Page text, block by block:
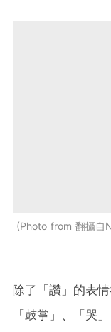
Photo from 翻攝自
除了「讚」的表
「鼓掌」、「哭